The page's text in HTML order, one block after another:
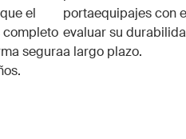
el
completo
segura
portaequipajes con
evaluar su
a largo plazo.